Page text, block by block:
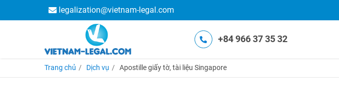
legalization@vietnam-legal.com
+84 966 37 35 32
Trang chủ Dịch vụ Apostille giấy tờ, tài liệu Singapore